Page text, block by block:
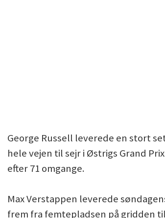
George Russell leverede en stort
hele vejen til sejr i Østrigs Grand
efter 71 omgange.
Max Verstappen leverede
frem fra femtepladsen på gridden